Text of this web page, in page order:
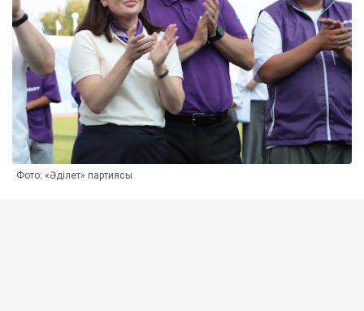
Фото: «Әділет» партиясы